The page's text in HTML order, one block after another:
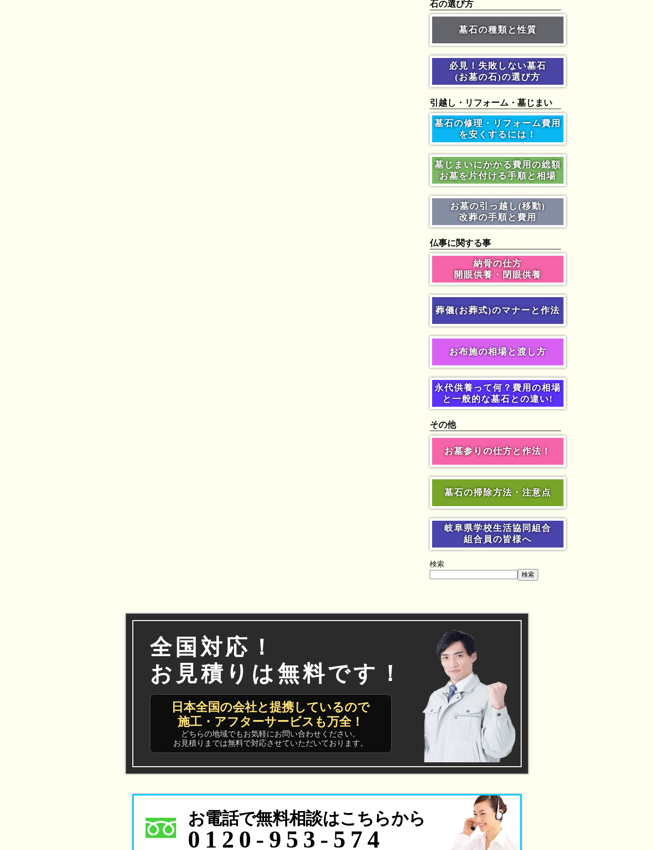
石の選び方
墓石の種類と性質
必見！失敗しない墓石
(お墓の石)の選び方
引越し・リフォーム・墓じまい
墓石の修理・リフォーム費用
を安くするには！
墓じまいにかかる費用の総額
お墓を片付ける手順と相場
お墓の引っ越し(移動)
改葬の手順と費用
仏事に関する事
納骨の仕方
開眼供養・閉眼供養
葬儀(お葬式)のマナーと作法
お布施の相場と渡し方
永代供養って何？費用の相場
と一般的な墓石との違い!
その他
お墓参りの仕方と作法！
墓石の掃除方法・注意点
岐阜県学校生活協同組合
組合員の皆様へ
検索
検索
全国対応！
お見積りは無料です！
日本全国の会社と提携しているので
施工・アフターサービスも万全！
どちらの地域でもお気軽にお問い合わせください。
お見積りまでは無料で対応させていただいております。
お電話で無料相談はこちらから
0120-953-574